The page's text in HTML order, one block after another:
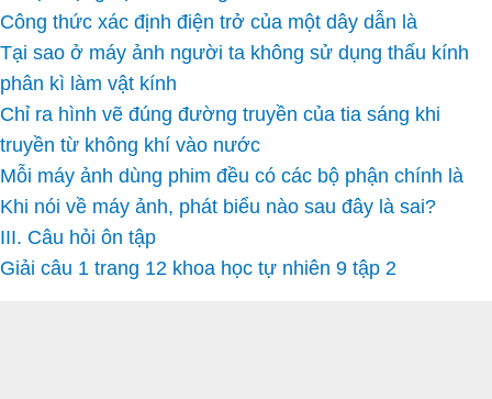
Công thức xác định điện trở của một dây dẫn là
Tại sao ở máy ảnh người ta không sử dụng thấu kính
phân kì làm vật kính
Chỉ ra hình vẽ đúng đường truyền của tia sáng khi
truyền từ không khí vào nước
Mỗi máy ảnh dùng phim đều có các bộ phận chính là
Khi nói về máy ảnh, phát biểu nào sau đây là sai?
III. Câu hỏi ôn tập
Giải câu 1 trang 12 khoa học tự nhiên 9 tập 2